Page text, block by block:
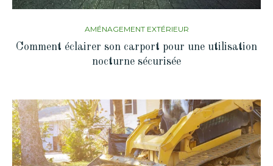
AMÉNAGEMENT EXTÉRIEUR
Comment éclairer son carport pour une utilisation
nocturne sécurisée